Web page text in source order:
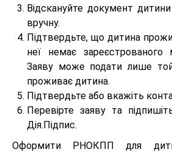
Відскануйте документ
вручну.
Підтвердьте, що дитина
неї немає зареєстрованого
Заяву може подати лише
проживає дитина.
Підтвердьте або вкажіть
Перевірте заяву та
Дія.Підпис.
Оформити РНОКПП для